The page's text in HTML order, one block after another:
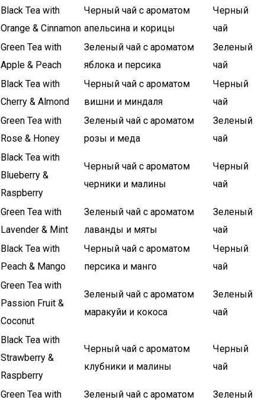
Black Tea with
Orange & Cinnamon
Черный чай с ароматом
апельсина и корицы
Черный
чай
Green Tea with
Apple & Peach
Зеленый чай с ароматом
яблока и персика
Зеленый
чай
Black Tea with
Cherry & Almond
Черный чай с ароматом
вишни и миндаля
Черный
чай
Green Tea with
Rose & Honey
Зеленый чай с ароматом
розы и меда
Зеленый
чай
Black Tea with
Blueberry &
Raspberry
Черный чай с ароматом
черники и малины
Черный
чай
Green Tea with
Lavender & Mint
Зеленый чай с ароматом
лаванды и мяты
Зеленый
чай
Black Tea with
Peach & Mango
Черный чай с ароматом
персика и манго
Черный
чай
Green Tea with
Passion Fruit &
Coconut
Зеленый чай с ароматом
маракуйи и кокоса
Зеленый
чай
Black Tea with
Strawberry &
Raspberry
Черный чай с ароматом
клубники и малины
Черный
чай
Green Tea with
Зеленый чай с ароматом
Зеленый